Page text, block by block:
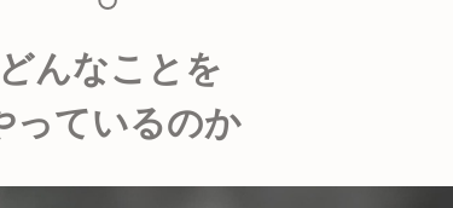
んなことを
っているのか